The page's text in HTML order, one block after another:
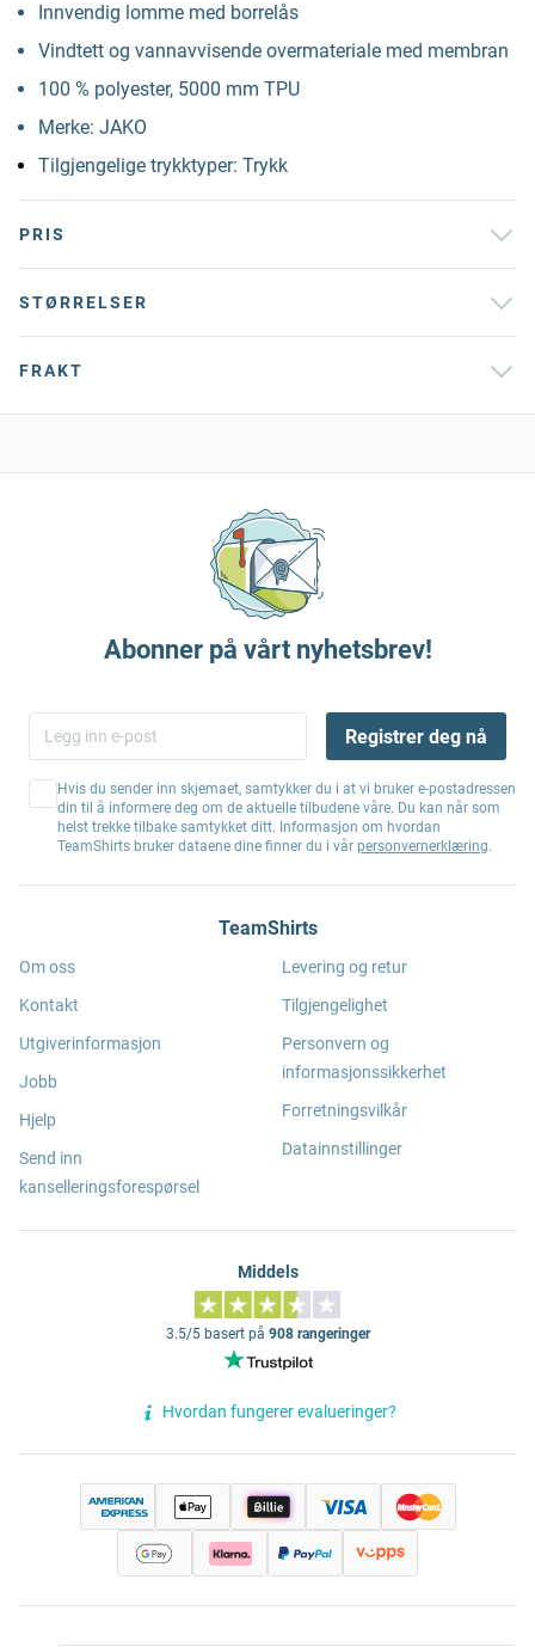
Innvendig lomme med borrelås
Vindtett og vannavvisende overmateriale med membran
100 % polyester, 5000 mm TPU
Merke: JAKO
Tilgjengelige trykktyper: Trykk
PRIS
STØRRELSER
FRAKT
Abonner på vårt nyhetsbrev!
Registrer deg nå
Hvis du sender inn skjemaet, samtykker du i at vi bruker e-postadressen
din til å informere deg om de aktuelle tilbudene våre. Du kan når som
helst trekke tilbake samtykket ditt. Informasjon om hvordan
TeamShirts bruker dataene dine finner du i vår personvernerklæring.
TeamShirts
Om oss
Kontakt
Utgiverinformasjon
Jobb
Hjelp
Send inn
kanselleringsforespørsel
Levering og retur
Tilgjengelighet
Personvern og
informasjonssikkerhet
Forretningsvilkår
Datainnstillinger
Middels
3.5/5 basert på 908 rangeringer
Hvordan fungerer evalueringer?